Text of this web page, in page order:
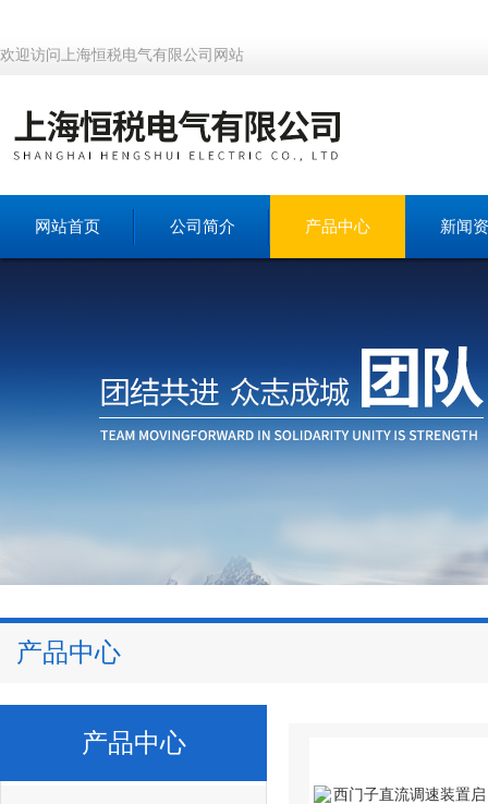
欢迎访问上海恒税电气有限公司网站
网站首页 公司简介 产品中心 新闻
产品中心
产品中心